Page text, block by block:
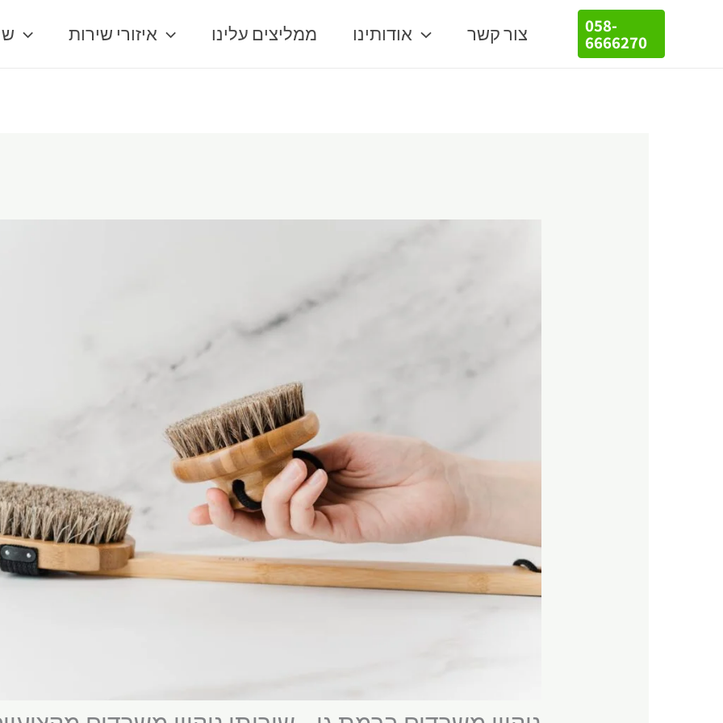
איזורי שירות ממליצים עלינו אודותינו צור קשר 058-
6666270